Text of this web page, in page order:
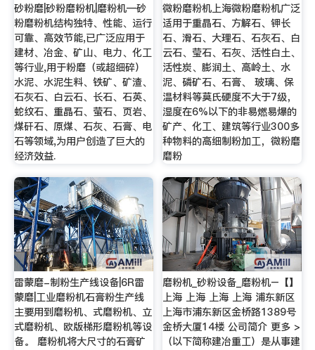
砂粉磨|砂粉磨粉机|磨粉机—砂
粉磨粉机结构独特、性能、运行
可靠、高效节能,已广泛应用于
建材、冶金、矿山、电力、化工
等行业,用于粉磨（或超细碎）
水泥、水泥生料、铁矿、矿渣、
石灰石、白云石、长石、石英、
蛇纹石、重晶石、萤石、页岩、
煤矸石、原煤、石灰、石膏、电
石等领域,为用户创造了巨大的
经济效益.
微粉磨粉机上海微粉磨粉机广泛
适用于重晶石、方解石、钾长
石、滑石、大理石、石灰石、白
云石、莹石、石灰、活性白土、
活性炭、膨润土、高岭土、水
泥、磷矿石、石膏、 玻璃、保
温材料等莫氏硬度不大于7级，
湿度在6%以下的非易燃易爆的
矿产、化工、建筑等行业300多
种物料的高细制粉加工，微粉磨
磨粉
雷蒙磨-制粉生产线设备|6R雷
蒙磨|工业磨粉机石膏粉生产线
主要用到磨粉机、式磨粉机、立
式磨粉机、欧版梯形磨粉机等设
备。 磨粉机将大尺寸的石膏矿
磨粉机_砂粉设备_磨粉机–【】
上海 上海 上海 上海 浦东新区
上海市浦东新区金桥路1389号
金桥大厦14楼 公司简介 更多 >
（以下简称建冶重工）是从事建